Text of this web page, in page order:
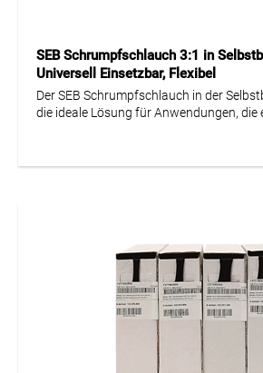
SEB Schrumpfschlauch 3:1 in
Universell Einsetzbar, Flexibel
Der SEB Schrumpfschlauch in der
die ideale Lösung für Anwendungen, die
erfordern. Dieser universell einsetzbare,
Schlauch bietet eine Schrumpfrate von
Temperaturbereich von -55 bis +125 °C
funktionieren. Obwohl er nicht
oder selbstverlöschend ist, bietet der
chemische und elektrische